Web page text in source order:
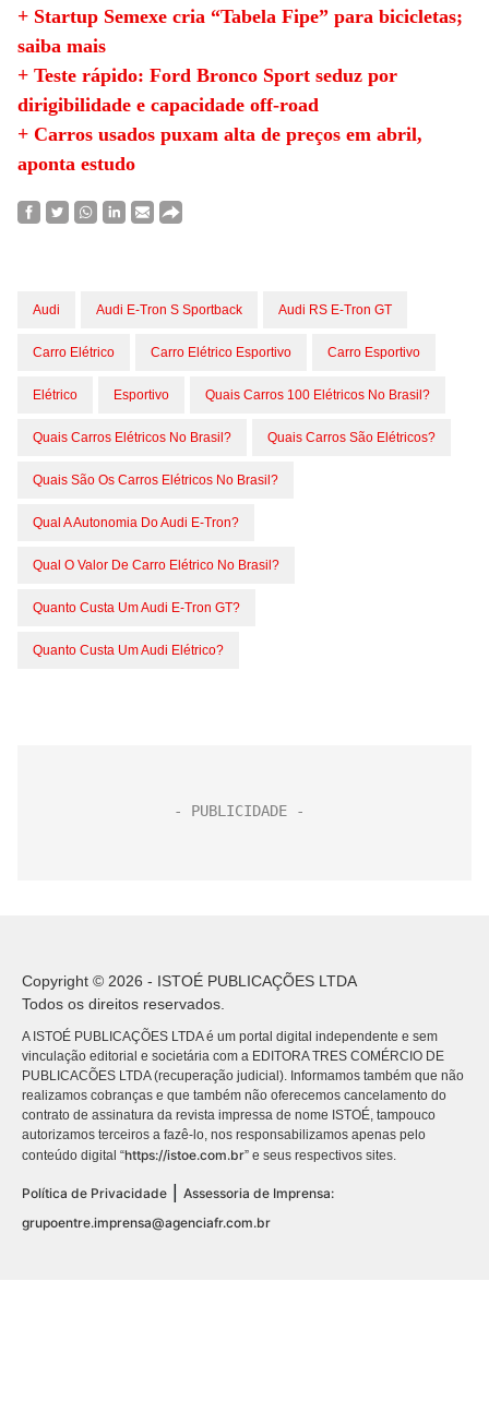
+ Startup Semexe cria “Tabela Fipe” para bicicletas;
saiba mais
+ Teste rápido: Ford Bronco Sport seduz por
dirigibilidade e capacidade off-road
+ Carros usados puxam alta de preços em abril,
aponta estudo
Audi Audi E-Tron S Sportback Audi RS E-Tron GT
Carro Elétrico Carro Elétrico Esportivo Carro Esportivo
Elétrico Esportivo Quais Carros 100 Elétricos No Brasil?
Quais Carros Elétricos No Brasil? Quais Carros São Elétricos?
Quais São Os Carros Elétricos No Brasil?
Qual A Autonomia Do Audi E-Tron?
Qual O Valor De Carro Elétrico No Brasil?
Quanto Custa Um Audi E-Tron GT?
Quanto Custa Um Audi Elétrico?
Copyright © 2026 - ISTOÉ PUBLICAÇÕES LTDA
Todos os direitos reservados.
A ISTOÉ PUBLICAÇÕES LTDA é um portal digital independente e sem
vinculação editorial e societária com a EDITORA TRES COMÉRCIO DE
PUBLICACÕES LTDA (recuperação judicial). Informamos também que não
realizamos cobranças e que também não oferecemos cancelamento do
contrato de assinatura da revista impressa de nome ISTOÉ, tampouco
autorizamos terceiros a fazê-lo, nos responsabilizamos apenas pelo
conteúdo digital “https://istoe.com.br” e seus respectivos sites.
Política de Privacidade
Assessoria de Imprensa:
grupoentre.imprensa@agenciafr.com.br